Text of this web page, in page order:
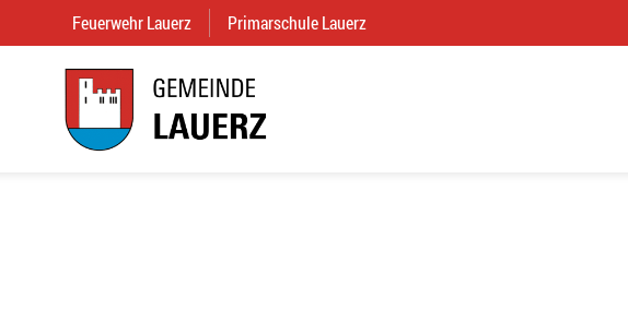
Feuerwehr Lauerz (External Link)
Primarschule Lauerz